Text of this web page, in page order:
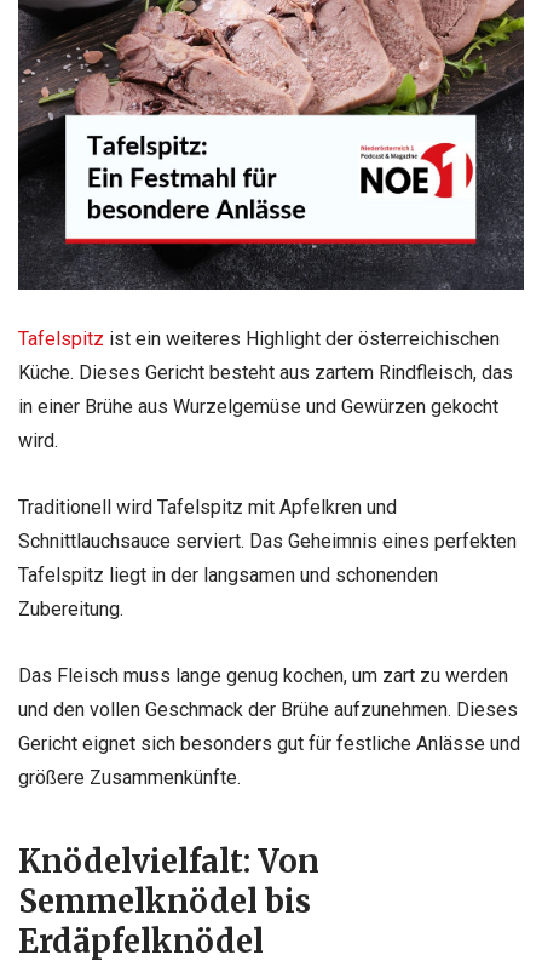
Tafelspitz ist ein weiteres Highlight der österreichischen
Küche. Dieses Gericht besteht aus zartem Rindfleisch, das
in einer Brühe aus Wurzelgemüse und Gewürzen gekocht
wird.
Traditionell wird Tafelspitz mit Apfelkren und
Schnittlauchsauce serviert. Das Geheimnis eines perfekten
Tafelspitz liegt in der langsamen und schonenden
Zubereitung.
Das Fleisch muss lange genug kochen, um zart zu werden
und den vollen Geschmack der Brühe aufzunehmen. Dieses
Gericht eignet sich besonders gut für festliche Anlässe und
größere Zusammenkünfte.
Knödelvielfalt: Von
Semmelknödel bis
Erdäpfelknödel